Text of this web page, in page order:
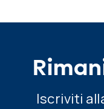
Iscriviti